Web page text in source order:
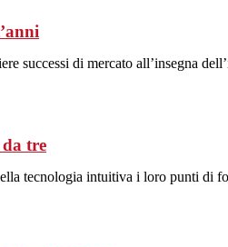
successi di mercato all’insegna
tre
tecnologia intuitiva i loro punti di